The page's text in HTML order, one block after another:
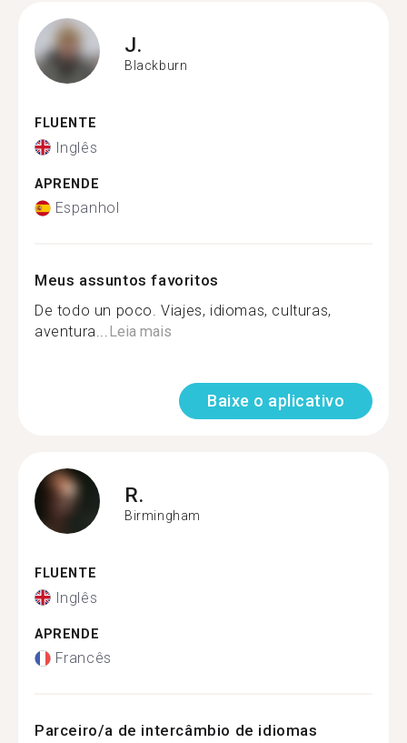
J.
Blackburn
FLUENTE
Inglês
APRENDE
Espanhol
Meus assuntos favoritos
De todo un poco. Viajes, idiomas, culturas,
aventura...Leia mais
Baixe o aplicativo
R.
Birmingham
FLUENTE
Inglês
APRENDE
Francês
Parceiro/a de intercâmbio de idiomas